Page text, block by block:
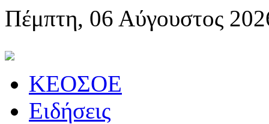
Πέμπτη, 06 Αύγουστος
KEOΣOE
Ειδήσεις